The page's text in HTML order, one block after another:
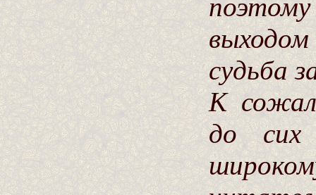
судьба
К
до сих